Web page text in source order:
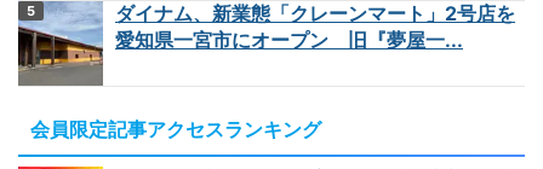
ダイナム、新業態「クレーンマート」2号店を
愛知県一宮市にオープン 旧『夢屋一...
会員限定記事アクセスランキング